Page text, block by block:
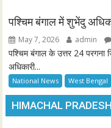
पश्चिम बंगाल में शुभेंदु
May 7, 2026 admin
पश्चिम बंगाल के उत्तर 24 परगना
अधिकारी...
National News West Bengal
HIMACHAL PRADESH